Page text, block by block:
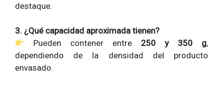
destaque.
3. ¿Qué capacidad aproximada tienen?
Pueden contener entre 250 y 350 g,
dependiendo de la densidad del producto
envasado.